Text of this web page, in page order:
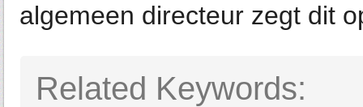
algemeen directeur zegt dit
Related Keywords: